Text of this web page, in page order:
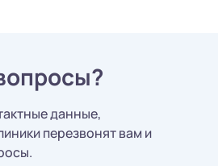
данные,
перезвонят вам и